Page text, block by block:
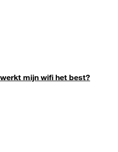
mijn wifi het best?